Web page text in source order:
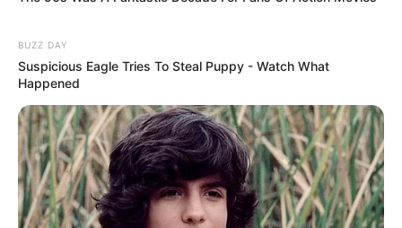
21:43 / 06 Avqust 2026
Əhalinin diqqətinə! Bu tarixdən havalar
SƏRİNLƏŞİR
74 0 0
BUZZ DAY
Suspicious Eagle Tries To Steal Puppy - Watch What
Happened